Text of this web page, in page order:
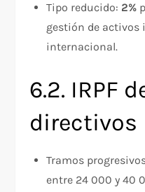
Tipo reducido: 2%
gestión de activos
internacional.
6.2. IRPF
directivos
Tramos
entre 24 000 y 40